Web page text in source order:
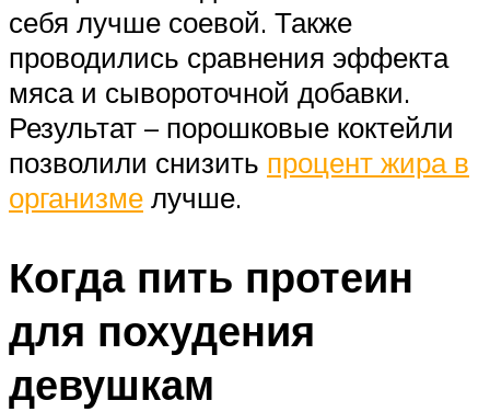
себя лучше соевой. Также
проводились сравнения эффекта
мяса и сывороточной добавки.
Результат – порошковые коктейли
позволили снизить процент жира в
организме лучше.
Когда пить протеин
для похудения
девушкам